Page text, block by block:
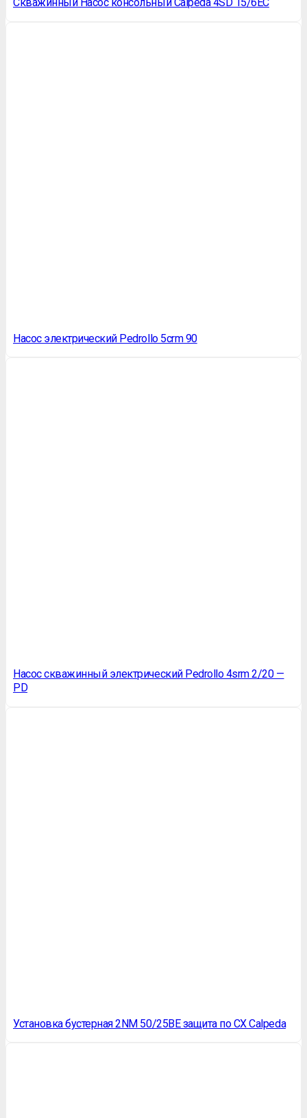
Насос электрический Pedrollo 5crm 90
Насос скважинный электрический Pedrollo 4srm 2/20 —
PD
Установка бустерная 2NM 50/25BE защита по СХ Calpeda